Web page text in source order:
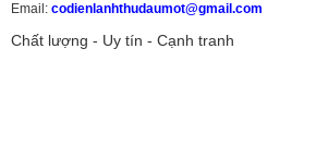
Email: codienlanhthudaumot@gmail.com
Chất lượng - Uy tín - Cạnh tranh